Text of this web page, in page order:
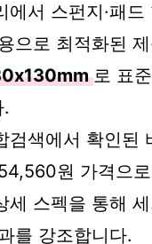
에서 스펀지·패
으로 최적화된
로 표
검색에서 확인된
원 가격으
세 스펙을 통해
를 강조합니다.